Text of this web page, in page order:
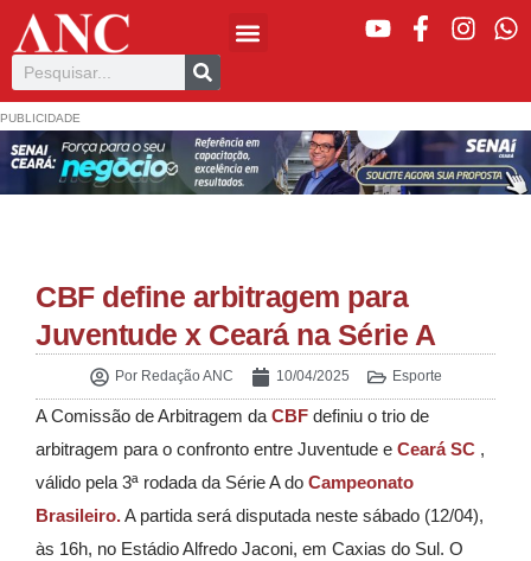
PUBLICIDADE
CBF define arbitragem para
Juventude x Ceará na Série A
PorRedação ANC 10/04/2025 Esporte
A Comissão de Arbitragem daCBF definiu o trio de
arbitragem para o confronto entre Juventude e Ceará SC ,
válido pela 3ª rodada da Série A do Campeonato
Brasileiro.A partida será disputada neste sábado (12/04),
às 16h, no Estádio Alfredo Jaconi, em Caxias do Sul. O